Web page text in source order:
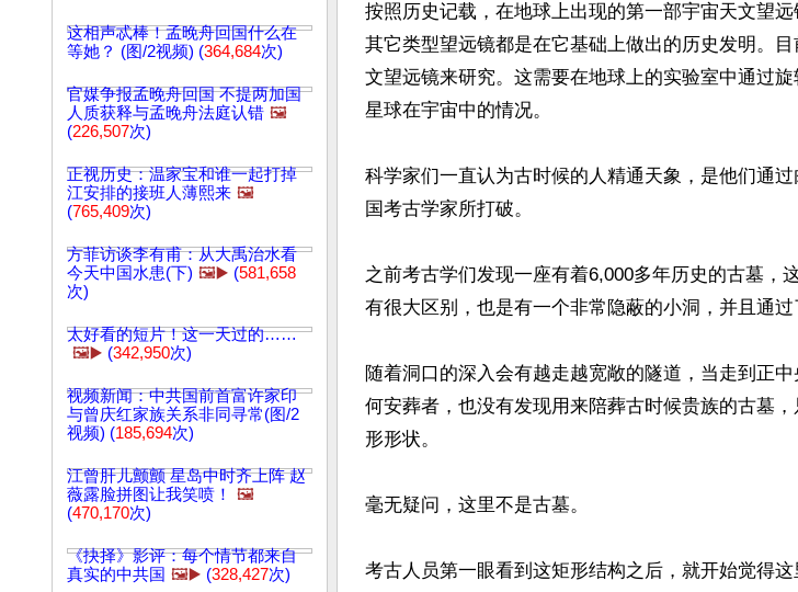
这相声忒棒！孟晚舟回国什么在
等她？ (图/2视频) (364,684次)
官媒争报孟晚舟回国 不提两加国
人质获释与孟晚舟法庭认错 🖼️
(226,507次)
正视历史：温家宝和谁一起打掉
江安排的接班人薄熙来 🖼️
(765,409次)
方菲访谈李有甫：从大禹治水看
今天中国水患(下) 🖼️▶️ (581,658
次)
太好看的短片！这一天过的……
🖼️▶️ (342,950次)
视频新闻：中共国前首富许家印
与曾庆红家族关系非同寻常(图/2
视频) (185,694次)
江曾肝儿颤颤 星岛中时齐上阵 赵
薇露脸拼图让我笑喷！
🖼️
(470,170次)
《抉择》影评：每个情节都来自
真实的中共国 🖼️▶️ (328,427次)
按照历史记载，在地球上出现的第一部宇宙天文望
其它类型望远镜都是在它基础上做出的历史发明。
文望远镜来研究。这需要在地球上的实验室中通过
星球在宇宙中的情况。
科学家们一直认为古时候的人精通天象，是他们通
国考古学家所打破。
之前考古学们发现一座有着6,000多年历史的古墓，
有很大区别，也是有一个非常隐蔽的小洞，并且通过
随着洞口的深入会有越走越宽敞的隧道，当走到正
何安葬者，也没有发现用来陪葬古时候贵族的古墓
形形状。
毫无疑问，这里不是古墓。
考古人员第一眼看到这矩形结构之后，就开始觉得